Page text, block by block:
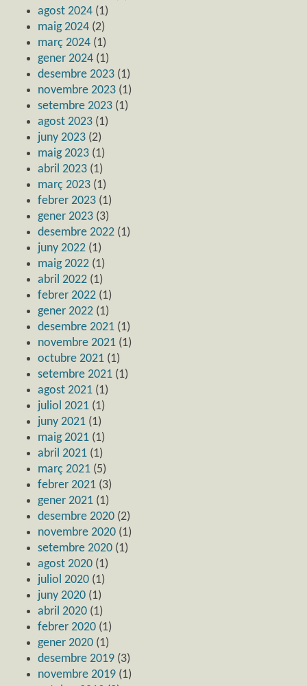
agost 2024 (1)
maig 2024 (2)
març 2024 (1)
gener 2024 (1)
desembre 2023 (1)
novembre 2023 (1)
setembre 2023 (1)
agost 2023 (1)
juny 2023 (2)
maig 2023 (1)
abril 2023 (1)
març 2023 (1)
febrer 2023 (1)
gener 2023 (3)
desembre 2022 (1)
juny 2022 (1)
maig 2022 (1)
abril 2022 (1)
febrer 2022 (1)
gener 2022 (1)
desembre 2021 (1)
novembre 2021 (1)
octubre 2021 (1)
setembre 2021 (1)
agost 2021 (1)
juliol 2021 (1)
juny 2021 (1)
maig 2021 (1)
abril 2021 (1)
març 2021 (5)
febrer 2021 (3)
gener 2021 (1)
desembre 2020 (2)
novembre 2020 (1)
setembre 2020 (1)
agost 2020 (1)
juliol 2020 (1)
juny 2020 (1)
abril 2020 (1)
febrer 2020 (1)
gener 2020 (1)
desembre 2019 (3)
novembre 2019 (1)